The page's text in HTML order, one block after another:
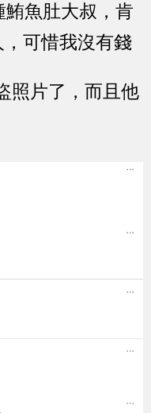
魚肚大叔，肯
可惜我沒有錢
照片了，而且他